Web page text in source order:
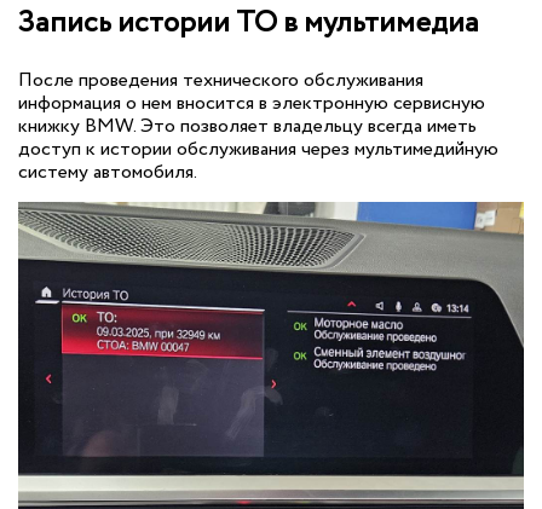
Запись истории ТО в мультимедиа
После проведения технического обслуживания
информация о нем вносится в электронную сервисную
книжку BMW. Это позволяет владельцу всегда иметь
доступ к истории обслуживания через мультимедийную
систему автомобиля.